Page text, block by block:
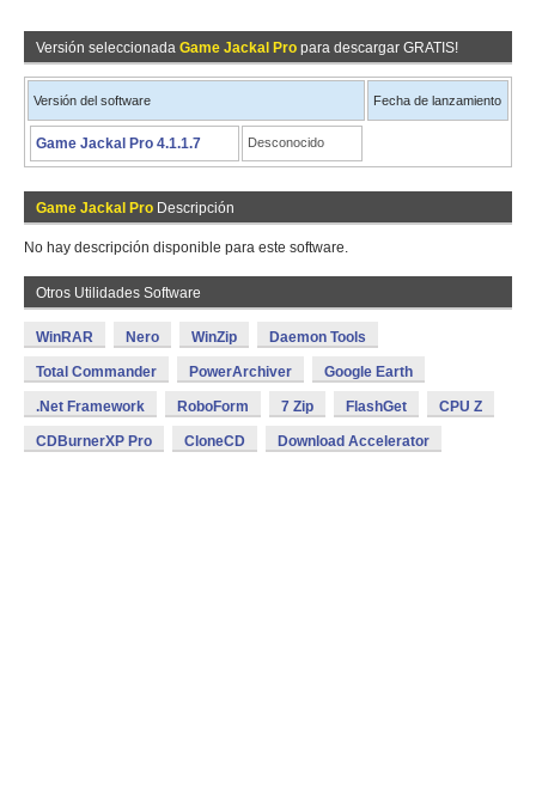
Versión seleccionada Game Jackal Pro para descargar GRATIS!
Versión del software Fecha de lanzamiento
Game Jackal Pro 4.1.1.7 Desconocido
Game Jackal Pro Descripción
No hay descripción disponible para este software.
Otros Utilidades Software
WinRAR Nero WinZip Daemon Tools
Total Commander PowerArchiver Google Earth
.Net Framework RoboForm 7 Zip FlashGet CPU Z
CDBurnerXP Pro CloneCD Download Accelerator